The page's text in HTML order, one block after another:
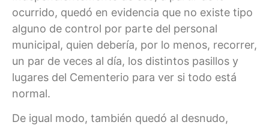
ocurrido, quedó en evidencia que no existe tipo
alguno de control por parte del personal
municipal, quien debería, por lo menos, recorrer,
un par de veces al día, los distintos pasillos y
lugares del Cementerio para ver si todo está
normal.
De igual modo, también quedó al desnudo,